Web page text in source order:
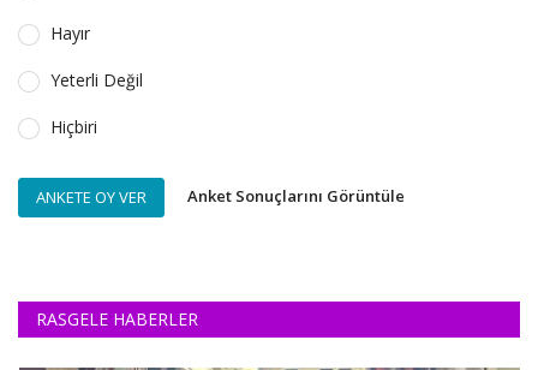
Hayır
Yeterli Değil
Hiçbiri
ANKETE OY VER Anket Sonuçlarını Görüntüle
RASGELE HABERLER